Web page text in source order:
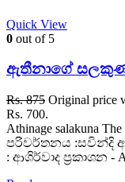
Quick View
0 out of 5
ඇතීනාගේ
Rs.875 Original price
Rs. 700.
Athinage salakuna
පරිවර්තනය :සවින්දි
: ආශිර්වාද ප්‍රකාශන -